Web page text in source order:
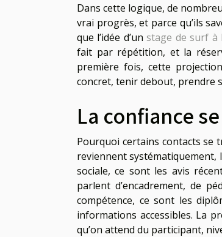
Dans cette logique, de
vrai progrès, et parce qu’ils
que l’idée d’unstage de surf à
fait par répétition, et la
première fois, cette
concret, tenir debout, prendre
La confiance
Pourquoi certains contacts se
reviennent systématiquement,
sociale, ce sont les avis
parlent d’encadrement, de
compétence, ce sont les
informations accessibles. La
qu’on attend du participant,